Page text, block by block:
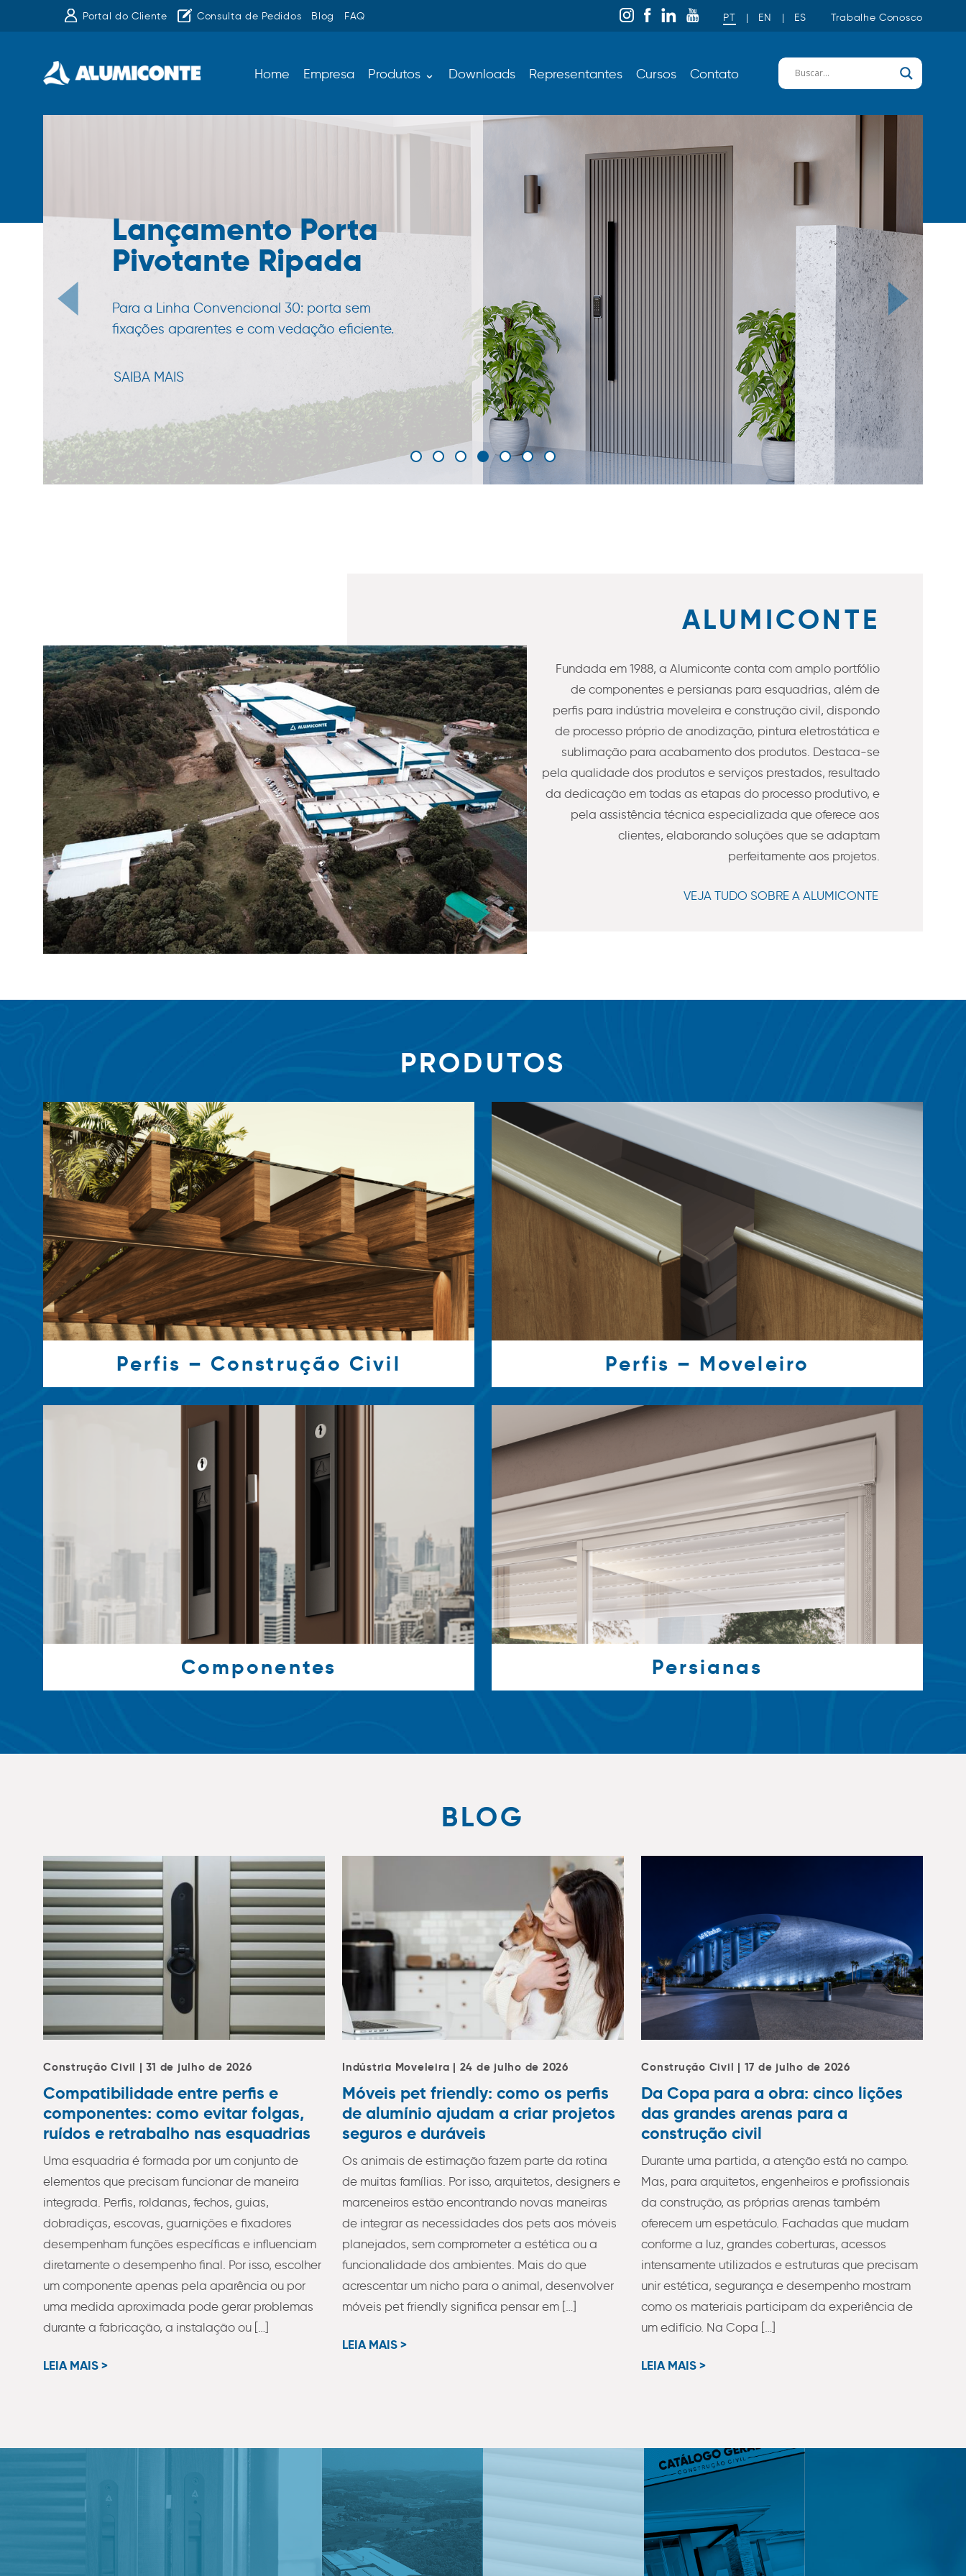
Portal do Cliente Consulta de Pedidos Blog FAQ PT | EN | ES Trabalhe Conosco
Home Empresa Produtos ⌄ Downloads Representantes Cursos Contato
Lançamento Porta
Pivotante Ripada
Para a Linha Convencional 30: porta sem
fixações aparentes e com vedação eficiente.
SAIBA MAIS
ALUMICONTE
Fundada em 1988, a Alumiconte conta com amplo portfólio
de componentes e persianas para esquadrias, além de
perfis para indústria moveleira e construção civil, dispondo
de processo próprio de anodização, pintura eletrostática e
sublimação para acabamento dos produtos. Destaca-se
pela qualidade dos produtos e serviços prestados, resultado
da dedicação em todas as etapas do processo produtivo, e
pela assistência técnica especializada que oferece aos
clientes, elaborando soluções que se adaptam
perfeitamente aos projetos.
VEJA TUDO SOBRE A ALUMICONTE
PRODUTOS
Perfis – Construção Civil Perfis – Moveleiro
Componentes Persianas
BLOG
Construção Civil | 31 de julho de 2026
Compatibilidade entre perfis e
componentes: como evitar folgas,
ruídos e retrabalho nas esquadrias
Uma esquadria é formada por um conjunto de
elementos que precisam funcionar de maneira
integrada. Perfis, roldanas, fechos, guias,
dobradiças, escovas, guarnições e fixadores
desempenham funções específicas e influenciam
diretamente o desempenho final. Por isso, escolher
um componente apenas pela aparência ou por
uma medida aproximada pode gerar problemas
durante a fabricação, a instalação ou […]
LEIA MAIS >
Indústria Moveleira | 24 de julho de 2026
Móveis pet friendly: como os perfis
de alumínio ajudam a criar projetos
seguros e duráveis
Os animais de estimação fazem parte da rotina
de muitas famílias. Por isso, arquitetos, designers e
marceneiros estão encontrando novas maneiras
de integrar as necessidades dos pets aos móveis
planejados, sem comprometer a estética ou a
funcionalidade dos ambientes. Mais do que
acrescentar um nicho para o animal, desenvolver
móveis pet friendly significa pensar em […]
LEIA MAIS >
Construção Civil | 17 de julho de 2026
Da Copa para a obra: cinco lições
das grandes arenas para a
construção civil
Durante uma partida, a atenção está no campo.
Mas, para arquitetos, engenheiros e profissionais
da construção, as próprias arenas também
oferecem um espetáculo. Fachadas que mudam
conforme a luz, grandes coberturas, acessos
intensamente utilizados e estruturas que precisam
unir estética, segurança e desempenho mostram
como os materiais participam da experiência de
um edifício. Na Copa […]
LEIA MAIS >